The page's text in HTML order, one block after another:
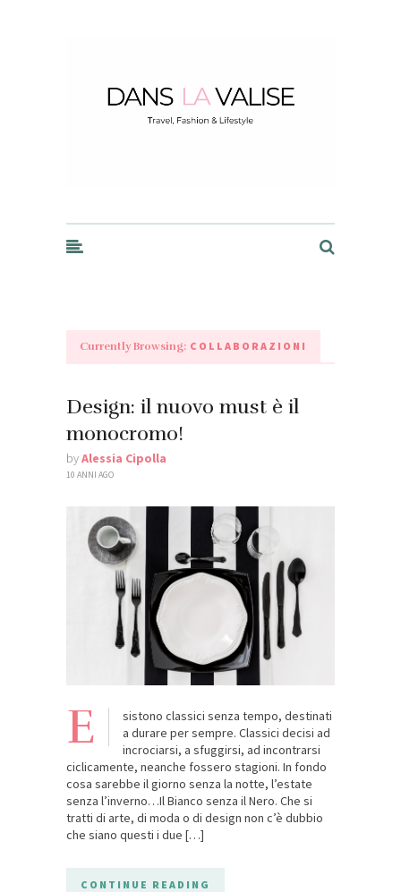
Currently Browsing: COLLABORAZIONI
Design: il nuovo must è il
monocromo!
byAlessia Cipolla
10 ANNI AGO
E
sistono classici senza tempo, destinati
a durare per sempre. Classici decisi ad
incrociarsi, a sfuggirsi, ad incontrarsi
ciclicamente, neanche fossero stagioni. In fondo
cosa sarebbe il giorno senza la notte, l’estate
senza l’inverno…Il Bianco senza il Nero. Che si
tratti di arte, di moda o di design non c’è dubbio
che siano questi i due […]
CONTINUE READING